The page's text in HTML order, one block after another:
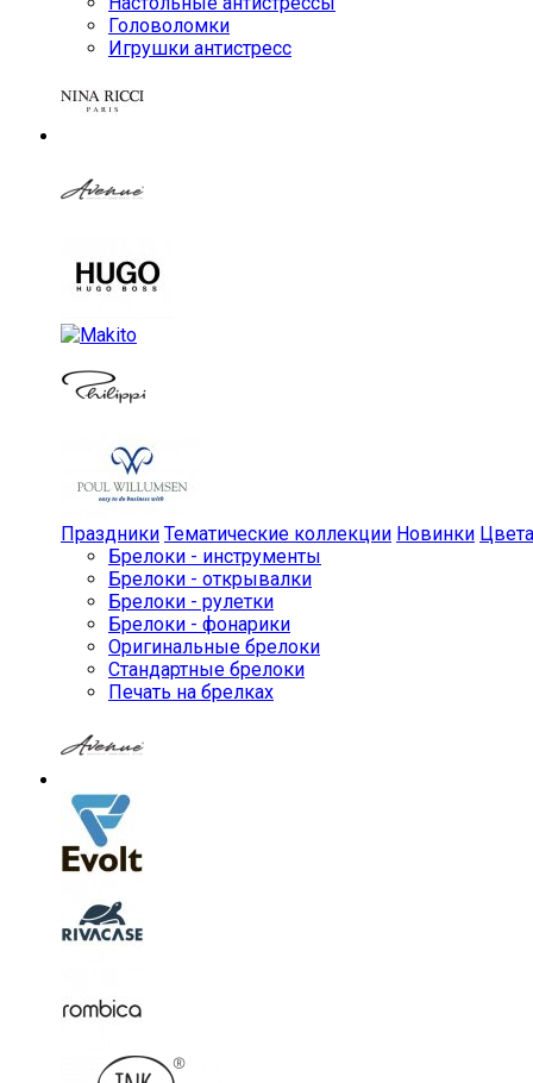
Головоломки
Игрушки антистресс
Праздники Тематические коллекции Новинки Цвета
Брелоки - инструменты
Брелоки - открывалки
Брелоки - рулетки
Брелоки - фонарики
Оригинальные брелоки
Стандартные брелоки
Печать на брелках